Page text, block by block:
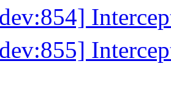
dev:854]
dev:855]